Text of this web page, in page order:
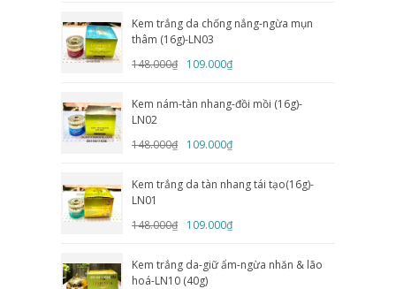
Kem trắng da chống nắng-ngừa mụn
thâm (16g)-LN03
148.000₫
109.000₫
Kem nám-tàn nhang-đồi mồi (16g)-
LN02
148.000₫
109.000₫
Kem trắng da tàn nhang tái tạo(16g)-
LN01
148.000₫
109.000₫
Kem trắng da-giữ ẩm-ngừa nhăn & lão
hoá-LN10 (40g)